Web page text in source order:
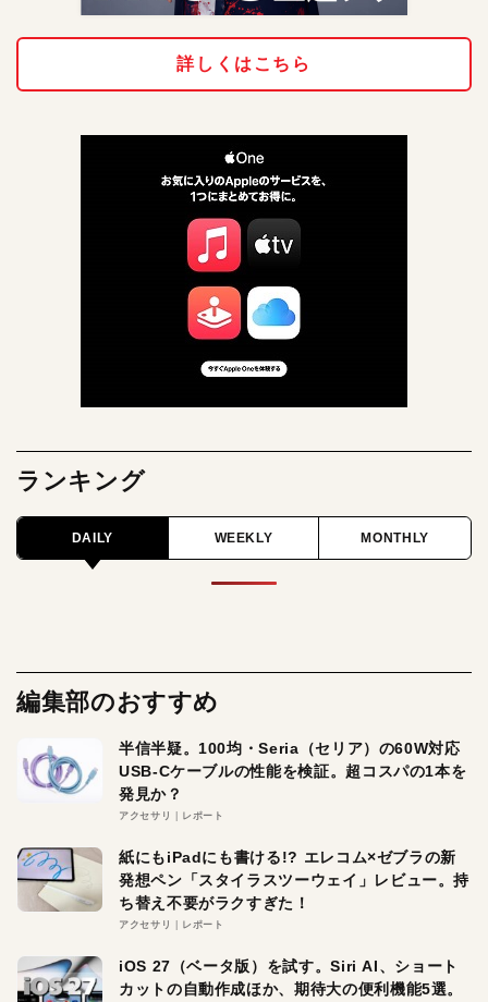
詳しくはこちら
ランキング
DAILY WEEKLY MONTHLY
編集部のおすすめ
半信半疑。100均・Seria（セリア）の60W対応
USB-Cケーブルの性能を検証。超コスパの1本を
発見か？
アクセサリ レポート
紙にもiPadにも書ける!? エレコム×ゼブラの新
発想ペン「スタイラスツーウェイ」レビュー。持
ち替え不要がラクすぎた！
アクセサリ レポート
iOS 27（ベータ版）を試す。Siri AI、ショート
カットの自動作成ほか、期待大の便利機能5選。